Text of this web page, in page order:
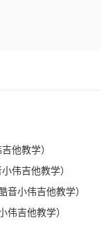
他教学）
伟吉他教学）
音小伟吉他教学）
伟吉他教学）